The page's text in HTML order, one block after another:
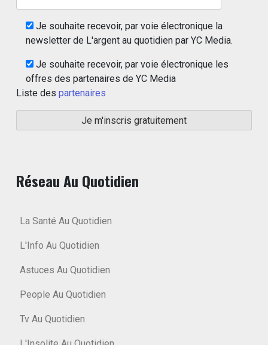
Je souhaite recevoir, par voie électronique la
newsletter de L'argent au quotidien par YC Media.
Je souhaite recevoir, par voie électronique les
offres des partenaires de YC Media
Liste des partenaires
Réseau Au Quotidien
La Santé Au Quotidien
L'Info Au Quotidien
Astuces Au Quotidien
People Au Quotidien
Tv Au Quotidien